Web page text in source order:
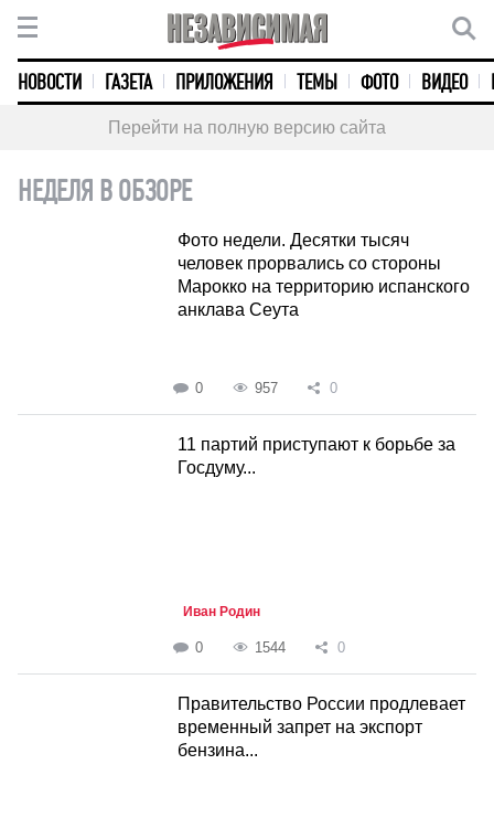
НОВОСТИ ГАЗЕТА ПРИЛОЖЕНИЯ ТЕМЫ ФОТО ВИДЕО
Перейти на полную версию сайта
НЕДЕЛЯ В ОБЗОРЕ
Фото недели. Десятки тысяч
человек прорвались со стороны
Марокко на территорию испанского
анклава Сеута
0 957 0
11 партий приступают к борьбе за
Госдуму...
Иван Родин
0 1544 0
Правительство России продлевает
временный запрет на экспорт
бензина...